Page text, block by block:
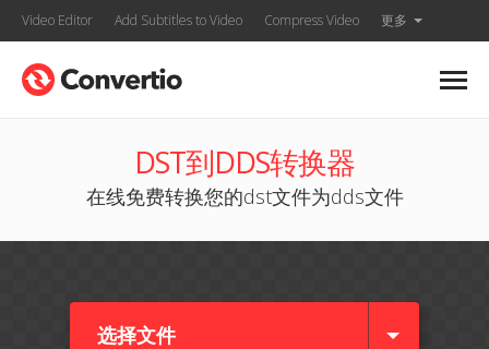
Video Editor Add Subtitles to Video Compress Video 更多
DST到DDS转换器
在线免费转换您的dst文件为dds文件
选择文件